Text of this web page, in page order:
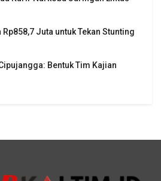
Juta untuk Tekan Stunting
Bentuk Tim Kajian